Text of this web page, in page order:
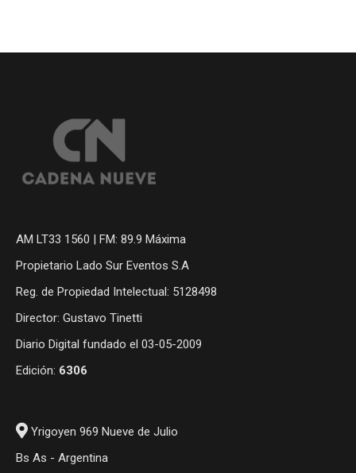
AM LT33 1560 | FM: 89.9 Máxima
Propietario Lado Sur Eventos S.A
Reg. de Propiedad Intelectual: 5128498
Director: Gustavo Tinetti
Diario Digital fundado el 03-05-2009
Edición: 6306
Yrigoyen 969 Nueve de Julio
Bs As - Argentina